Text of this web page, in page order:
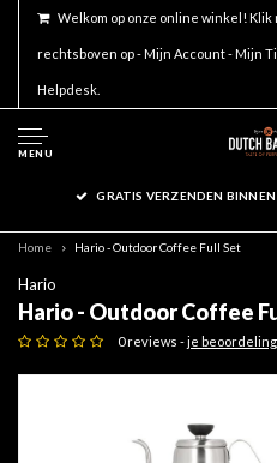
Welkom op onze online winkel! Klik
rechtsboven op - Mijn Account - Mijn
Helpdesk.
MENU
GRATIS VERZENDEN
Home Hario - Outdoor Coffee Full Set
Hario
Hario - Outdoor Coffee
0 reviews -je